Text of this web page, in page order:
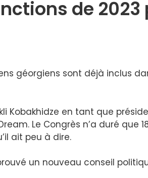
de 2023
géorgiens sont déjà inclus
Kobakhidze en tant que
Le Congrès n’a duré que
ait peu à dire.
un nouveau conseil